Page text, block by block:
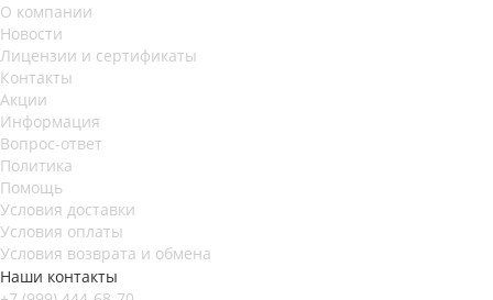
О компании
Новости
Лицензии и сертификаты
Контакты
Акции
Информация
Вопрос-ответ
Политика
Помощь
Условия доставки
Условия оплаты
Условия возврата и обмена
Наши контакты